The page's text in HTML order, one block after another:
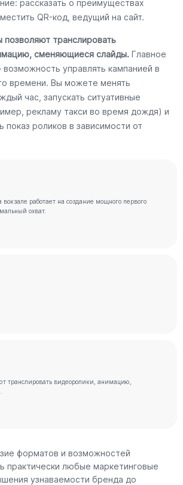
рассказать о преимуществах
QR-код, ведущий на сайт.
позволяют транслировать
сменяющиеся слайды. Главное
управлять кампанией в
времени. Вы можете менять
час, запускать ситуативные
рекламу такси во время дождя) и
показ роликов в зависимости от
работает на создание мощного первого
охват.
транслировать видеоролики, анимацию,
форматов и возможностей
практически любые маркетинговые
узнаваемости бренда до